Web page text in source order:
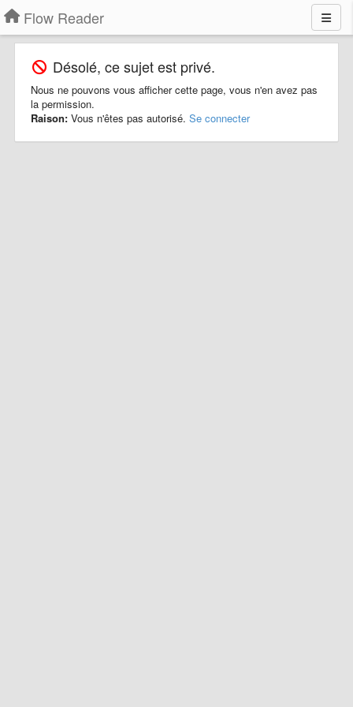
Flow Reader
Désolé, ce sujet est privé.
Nous ne pouvons vous afficher cette page, vous n'en avez pas
la permission.
Raison: Vous n'êtes pas autorisé. Se connecter